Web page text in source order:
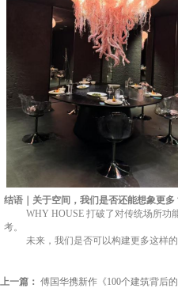
结语｜关于空间，我们是否还能想象更多
WHY HOUSE 打破了对传统场所功
考。
未来，我们是否可以构建更多这样的
上一篇： 傅国华携新作《100个建筑背后